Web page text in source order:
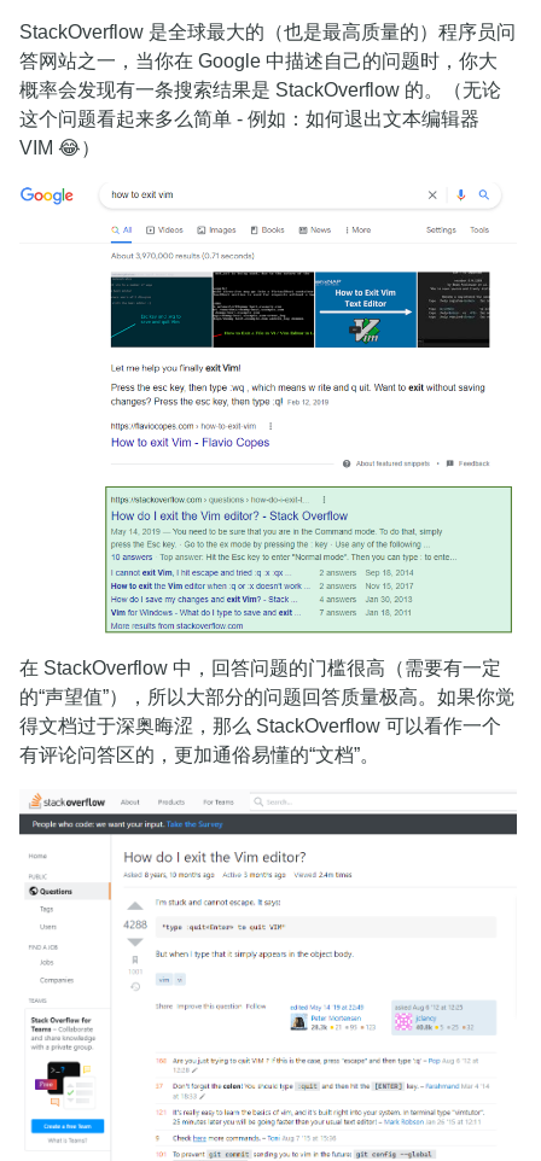
StackOverflow 是全球最大的（也是最高质量的）程序员问
答网站之一，当你在 Google 中描述自己的问题时，你大
概率会发现有一条搜索结果是 StackOverflow 的。（无论
这个问题看起来多么简单 - 例如：如何退出文本编辑器
VIM 😂）
在 StackOverflow 中，回答问题的门槛很高（需要有一定
的“声望值”），所以大部分的问题回答质量极高。如果你觉
得文档过于深奥晦涩，那么 StackOverflow 可以看作一个
有评论问答区的，更加通俗易懂的“文档”。